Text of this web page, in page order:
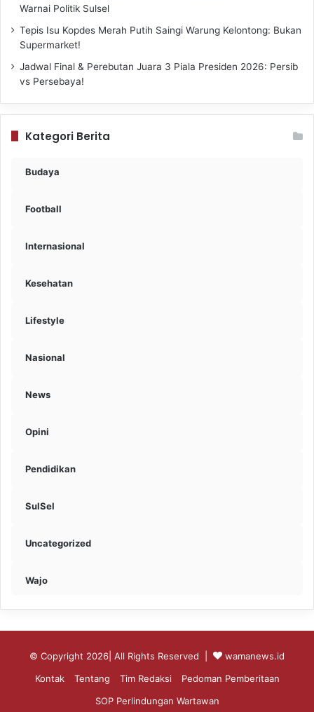
Warnai Politik Sulsel
Tepis Isu Kopdes Merah Putih Saingi Warung Kelontong: Bukan
Supermarket!
Jadwal Final & Perebutan Juara 3 Piala Presiden 2026: Persib
vs Persebaya!
Kategori Berita
Budaya
Football
Internasional
Kesehatan
Lifestyle
Nasional
News
Opini
Pendidikan
SulSel
Uncategorized
Wajo
© Copyright 2026| All Rights Reserved |
wamanews.id
Kontak
Tentang Tim Redaksi
Pedoman Pemberitaan
SOP Perlindungan Wartawan